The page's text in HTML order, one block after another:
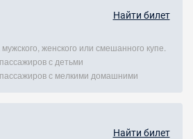
Найти билет
женского или смешанного купе.
с детьми
с мелкими домашними
Найти билет